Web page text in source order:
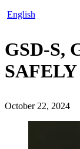
English
GSD-S,
SAFELY
October 22, 2024